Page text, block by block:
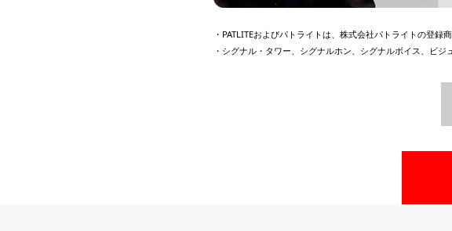
・PATLITEおよびパトライトは、株式会社パトライトの登録商
・シグナル・タワー、シグナルホン、シグナルボイス、ビ